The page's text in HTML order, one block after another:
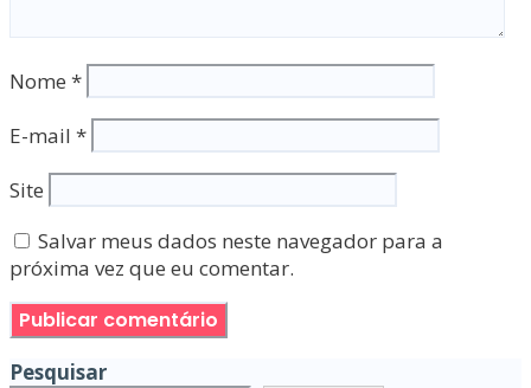
Nome *
E-mail *
Site
Salvar meus dados neste navegador para a
próxima vez que eu comentar.
Pesquisar